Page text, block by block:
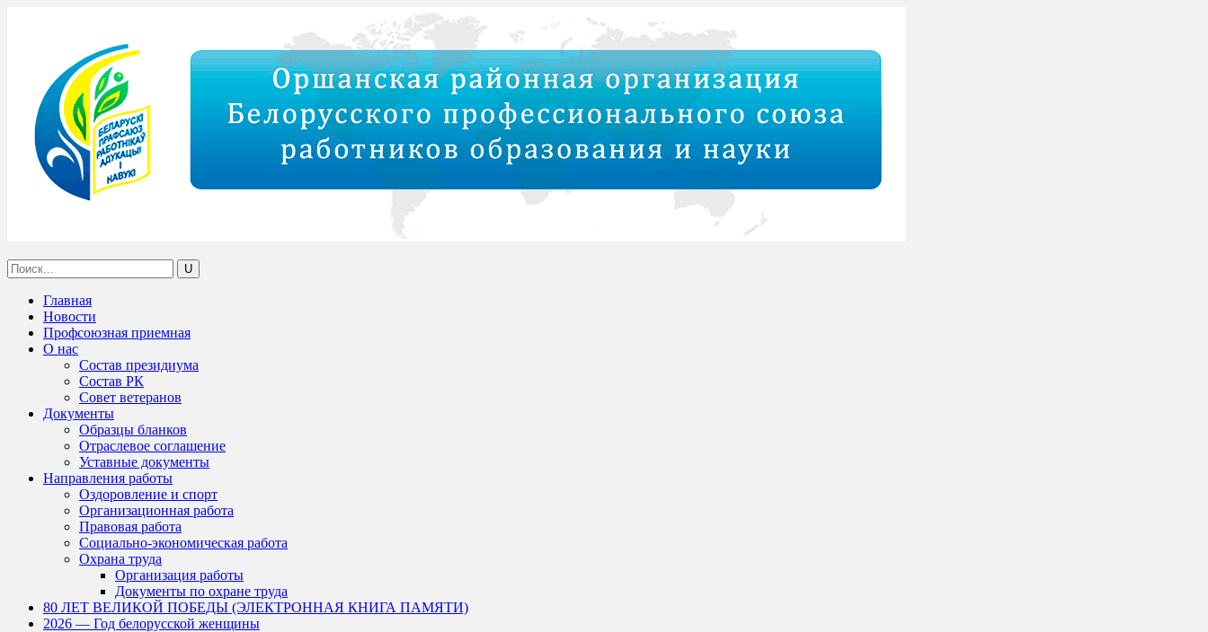
Главная
Новости
Профсоюзная приемная
О нас
Состав президиума
Состав РК
Совет ветеранов
Документы
Образцы бланков
Отраслевое соглашение
Уставные документы
Направления работы
Оздоровление и спорт
Организационная работа
Правовая работа
Социально-экономическая работа
Охрана труда
Организация работы
Документы по охране труда
80 ЛЕТ ВЕЛИКОЙ ПОБЕДЫ (ЭЛЕКТРОННАЯ КНИГА ПАМЯТИ)
2026 — Год белорусской женщины